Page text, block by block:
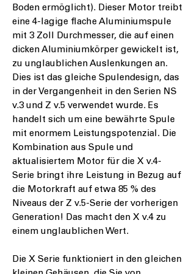
Boden ermöglicht). Dieser Motor treibt
eine 4-lagige flache Aluminiumspule
mit 3 Zoll Durchmesser, die auf einen
dicken Aluminiumkörper gewickelt ist,
zu unglaublichen Auslenkungen an.
Dies ist das gleiche Spulendesign, das
in der Vergangenheit in den Serien NS
v.3 und Z v.5 verwendet wurde. Es
handelt sich um eine bewährte Spule
mit enormem Leistungspotenzial. Die
Kombination aus Spule und
aktualisiertem Motor für die X v.4-
Serie bringt ihre Leistung in Bezug auf
die Motorkraft auf etwa 85 % des
Niveaus der Z v.5-Serie der vorherigen
Generation! Das macht den X v.4 zu
einem unglaublichen Wert.
Die X Serie funktioniert in den gleichen